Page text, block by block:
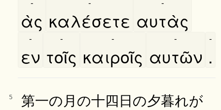
ὰς καλέσετε αυτὰς
εν
-
τοῖς
-
καιροῖς
-
αυτῶν
-
.
-
5
第一の月の十四日の夕暮れが